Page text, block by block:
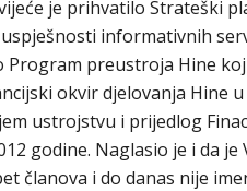
je prihvatilo Strateški
informativnih
Program preustroja Hine
okvir djelovanja Hine
ustrojstvu i prijedlog
godine. Naglasio je i da
članova i do danas nije